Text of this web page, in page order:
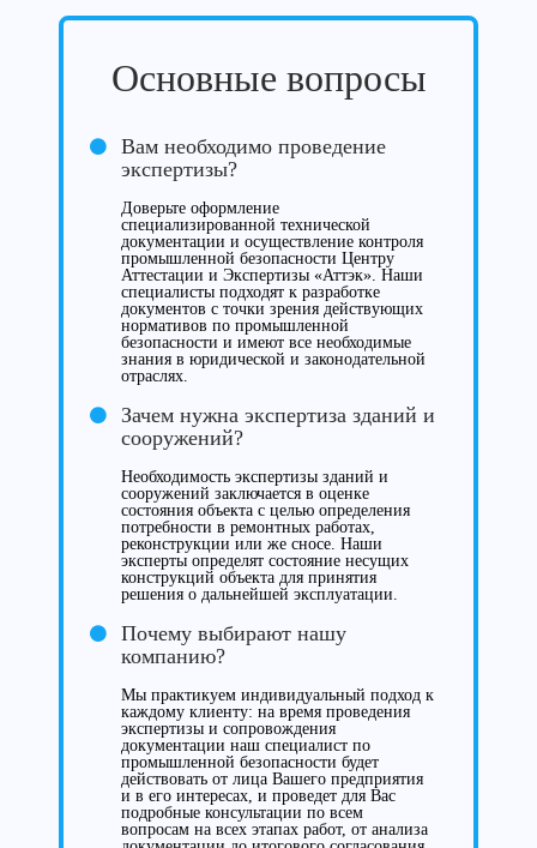
Основные вопросы
Вам необходимо проведение
экспертизы?
Доверьте оформление
специализированной технической
документации и осуществление контроля
промышленной безопасности Центру
Аттестации и Экспертизы «Аттэк». Наши
специалисты подходят к разработке
документов с точки зрения действующих
нормативов по промышленной
безопасности и имеют все необходимые
знания в юридической и законодательной
отраслях.
Зачем нужна экспертиза зданий и
сооружений?
Необходимость экспертизы зданий и
сооружений заключается в оценке
состояния объекта с целью определения
потребности в ремонтных работах,
реконструкции или же сносе. Наши
эксперты определят состояние несущих
конструкций объекта для принятия
решения о дальнейшей эксплуатации.
Почему выбирают нашу
компанию?
Мы практикуем индивидуальный подход к
каждому клиенту: на время проведения
экспертизы и сопровождения
документации наш специалист по
промышленной безопасности будет
действовать от лица Вашего предприятия
и в его интересах, и проведет для Вас
подробные консультации по всем
вопросам на всех этапах работ, от анализа